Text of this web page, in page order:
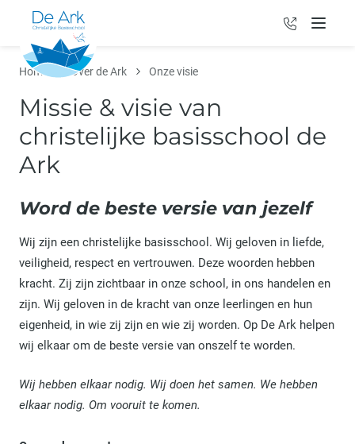
Menu
036 - 531
Home Over de Ark Onze visie
Missie & visie van
christelijke basisschool de
Ark
Word de beste versie van jezelf
Wij zijn een christelijke basisschool. Wij geloven in liefde,
veiligheid, respect en vertrouwen. Deze woorden hebben
kracht. Zij zijn zichtbaar in onze school, in ons handelen en
zijn. Wij geloven in de kracht van onze leerlingen en hun
eigenheid, in wie zij zijn en wie zij worden. Op De Ark helpen
wij elkaar om de beste versie van onszelf te worden.
Wij hebben elkaar nodig. Wij doen het samen. We hebben
elkaar nodig. Om vooruit te komen.